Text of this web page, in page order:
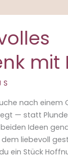
mit
S
nach einem
— statt
Ideen
dem liebevoll
ein Stück